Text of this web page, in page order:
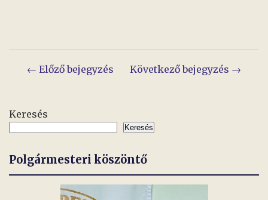
Keresés
Keresés
Polgármesteri köszöntő
Bejegyzés
← Előző bejegyzés Következő bejegyzés →